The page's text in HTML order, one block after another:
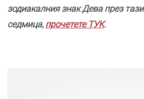
зодиакалния знак Дева през тази
седмица,прочетете ТУК.